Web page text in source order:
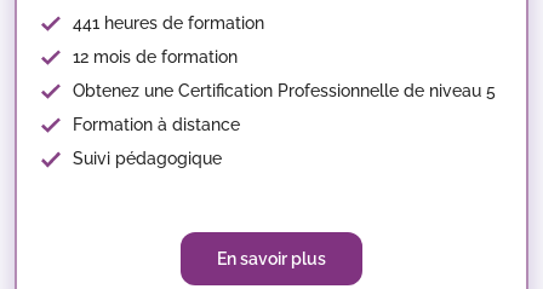
441 heures de formation
12 mois de formation
Obtenez une Certification Professionnelle de niveau 5
Formation à distance
Suivi pédagogique
En savoir plus